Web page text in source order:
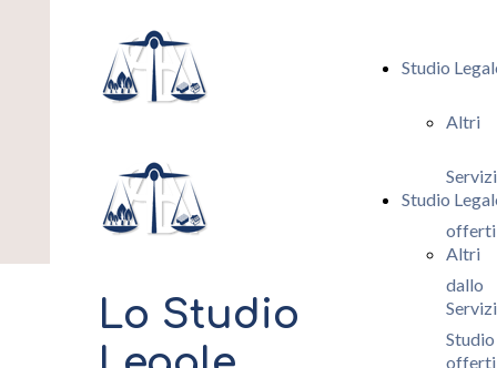
Studio
Altri
Servizi
offerti
dallo
Studio
Studio
Altri
Servizi
offerti
Lo Studio